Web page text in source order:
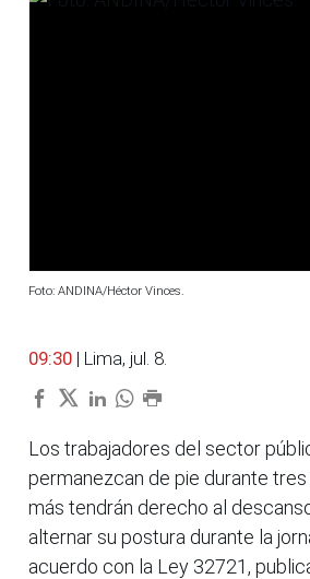
Foto: ANDINA/Héctor Vinces.
09:30 | Lima, jul. 8.
Los trabajadores del sector
permanezcan de pie durante
más tendrán derecho al
alternar su postura durante la
acuerdo con la Ley 32721,